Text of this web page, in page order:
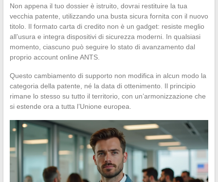
Non appena il tuo dossier è istruito, dovrai restituire la tua
vecchia patente, utilizzando una busta sicura fornita con il nuovo
titolo. Il formato carta di credito non è un gadget: resiste meglio
all’usura e integra dispositivi di sicurezza moderni. In qualsiasi
momento, ciascuno può seguire lo stato di avanzamento dal
proprio account online ANTS.
Questo cambiamento di supporto non modifica in alcun modo la
categoria della patente, né la data di ottenimento. Il principio
rimane lo stesso su tutto il territorio, con un’armonizzazione che
si estende ora a tutta l’Unione europea.